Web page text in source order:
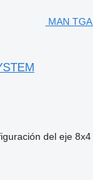
MAN
del eje 8x4